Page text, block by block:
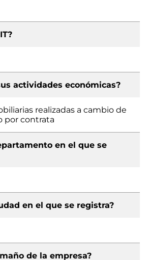
actividades económicas?
realizadas a cambio de
por contrata
en el que se
en el que se registra?
de la empresa?